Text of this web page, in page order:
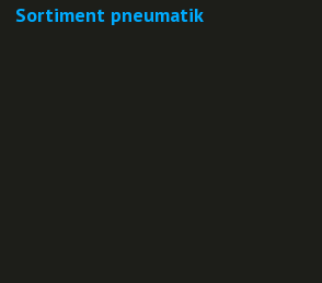
Sortiment pneumatik